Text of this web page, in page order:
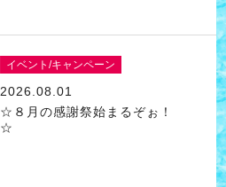
イベント/キャンペーン
2026.08.01
☆８月の感謝祭始まるぞぉ！
☆